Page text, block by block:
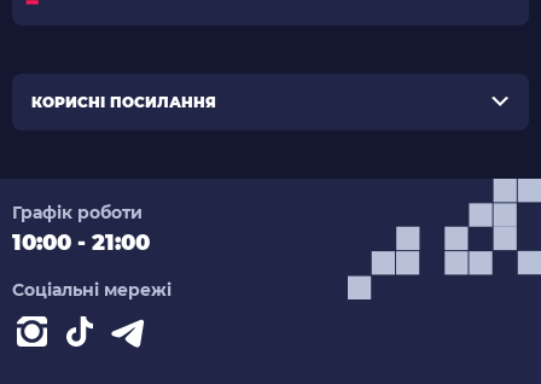
КОРИСНІ ПОСИЛАННЯ
Графік роботи
10:00 - 21:00
Соціальні мережі